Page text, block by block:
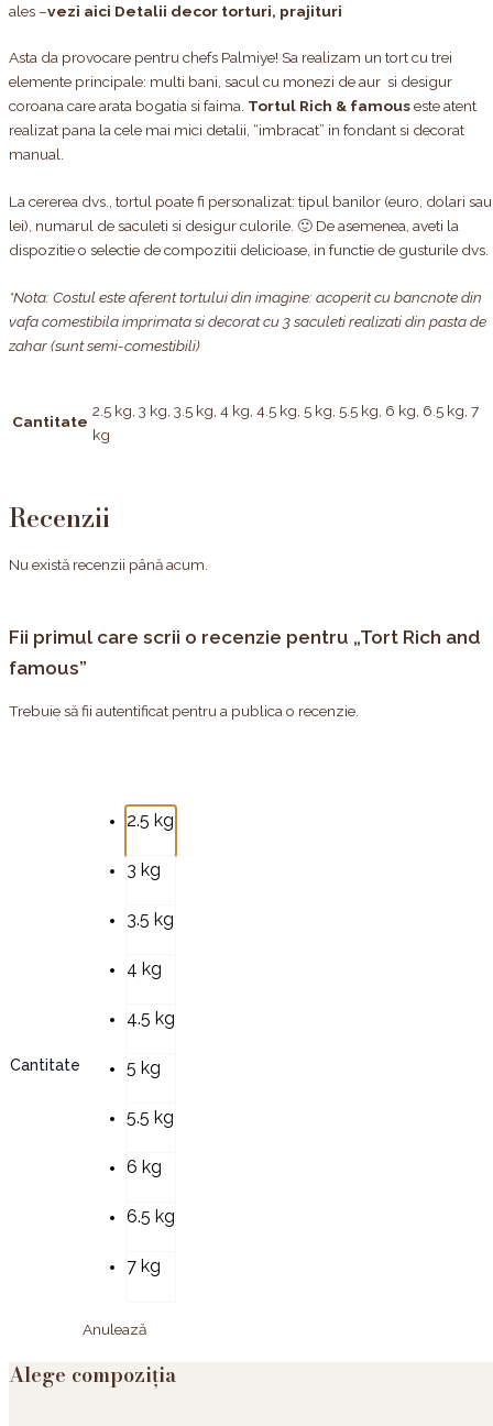
ales –vezi aici Detalii decor torturi, prajituri
Asta da provocare pentru chefs Palmiye! Sa realizam un tort cu trei
elemente principale: multi bani, sacul cu monezi de aur si desigur
coroana care arata bogatia si faima. Tortul Rich & famouseste atent
realizat pana la cele mai mici detalii, “imbracat” in fondant si decorat
manual.
La cererea dvs., tortul poate fi personalizat: tipul banilor (euro, dolari sau
lei), numarul de saculeti si desigur culorile. 🙂 De asemenea, aveti la
dispozitie o selectie de compozitii delicioase, in functie de gusturile dvs.
*Nota: Costul este aferent tortului din imagine: acoperit cu bancnote din
vafa comestibila imprimata si decorat cu 3 saculeti realizati din pasta de
zahar (sunt semi-comestibili)
Cantitate
2.5 kg, 3 kg, 3.5 kg, 4 kg, 4.5 kg, 5 kg, 5.5 kg, 6 kg, 6.5 kg, 7
kg
Recenzii
Nu există recenzii până acum.
Fii primul care scrii o recenzie pentru „Tort Rich and
famous”
Trebuie să fii autentificat pentru a publica o recenzie.
Cantitate
2.5 kg
3 kg
3.5 kg
4 kg
4.5 kg
5 kg
5.5 kg
6 kg
6.5 kg
7 kg
Anulează
Alege compoziția